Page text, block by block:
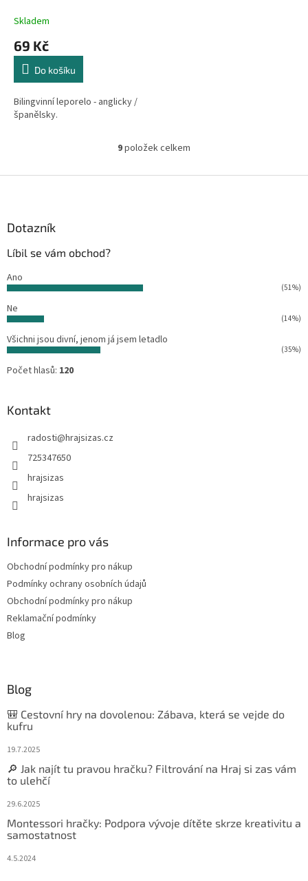
Skladem
69 Kč
Do košíku
Bilingvinní leporelo - anglicky /
španělsky.
O
l
ý
9položek celkem
Dotazník
Líbil se vám obchod?
Ano
(51%)
Ne
(14%)
Všichni jsou divní, jenom já jsem letadlo
(35%)
Počet hlasů: 120
Kontakt
radosti@hrajsizas.cz
725347650
hrajsizas
hrajsizas
Informace pro vás
Obchodní podmínky pro nákup
Podmínky ochrany osobních údajů
Obchodní podmínky pro nákup
Reklamační podmínky
Blog
Blog
🎒 Cestovní hry na dovolenou: Zábava, která se vejde do
kufru
19.7.2025
🔎 Jak najít tu pravou hračku? Filtrování na Hraj si zas vám
to ulehčí
29.6.2025
Montessori hračky: Podpora vývoje dítěte skrze kreativitu a
samostatnost
4.5.2024